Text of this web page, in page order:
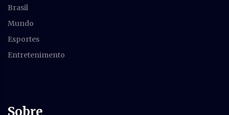
Brasil
Mundo
Esportes
Entretenimento
Sobre